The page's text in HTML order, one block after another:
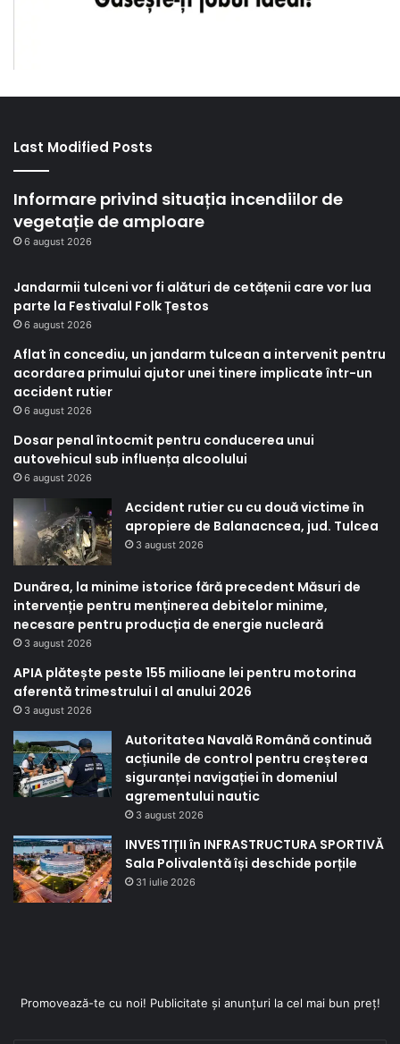
Last Modified Posts
Informare privind situația incendiilor de
vegetație de amploare
6 august 2026
Jandarmii tulceni vor fi alături de cetățenii care vor lua
parte la Festivalul Folk Țestos
6 august 2026
Aflat în concediu, un jandarm tulcean a intervenit pentru
acordarea primului ajutor unei tinere implicate într-un
accident rutier
6 august 2026
Dosar penal întocmit pentru conducerea unui
autovehicul sub influența alcoolului
6 august 2026
Accident rutier cu cu două victime în
apropiere de Balanacncea, jud. Tulcea
3 august 2026
Dunărea, la minime istorice fără precedent Măsuri de
intervenție pentru menținerea debitelor minime,
necesare pentru producția de energie nucleară
3 august 2026
APIA plătește peste 155 milioane lei pentru motorina
aferentă trimestrului I al anului 2026
3 august 2026
Autoritatea Navală Română continuă
acțiunile de control pentru creșterea
siguranței navigației în domeniul
agrementului nautic
3 august 2026
INVESTIȚII în INFRASTRUCTURA SPORTIVĂ
Sala Polivalentă își deschide porțile
31 iulie 2026
Promovează-te cu noi! Publicitate și anunțuri la cel mai bun preț!